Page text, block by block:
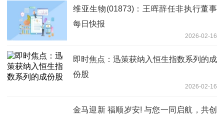
维亚生物(01873)：王晖辞任非执行董事
每日快报
2026-02-16
即时焦点：迅策获纳入恒生指数系列的成
份股
2026-02-16
金马迎新 福顺岁安! 与您一同启航，共创